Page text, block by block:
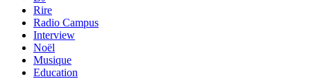
Rire
Radio Campus
Interview
Noël
Musique
Education